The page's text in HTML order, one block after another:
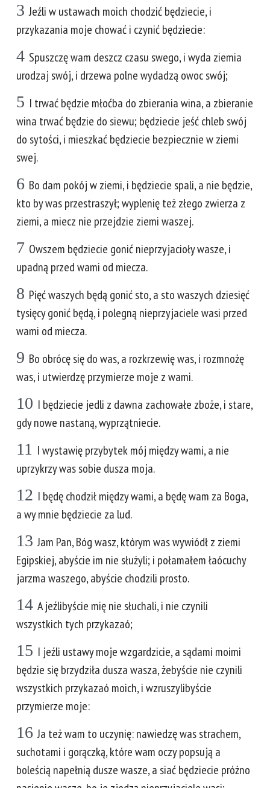
3 Jeźli w ustawach moich chodzić będziecie, i
przykazania moje chować i czynić będziecie:
4 Spuszczę wam deszcz czasu swego, i wyda ziemia
urodzaj swój, i drzewa polne wydadzą owoc swój;
5 I trwać będzie młoćba do zbierania wina, a zbieranie
wina trwać będzie do siewu; będziecie jeść chleb swój
do sytości, i mieszkać będziecie bezpiecznie w ziemi
swej.
6 Bo dam pokój w ziemi, i będziecie spali, a nie będzie,
kto by was przestraszył; wyplenię też złego zwierza z
ziemi, a miecz nie przejdzie ziemi waszej.
7 Owszem będziecie gonić nieprzyjacioły wasze, i
upadną przed wami od miecza.
8 Pięć waszych będą gonić sto, a sto waszych dziesięć
tysięcy gonić będą, i polegną nieprzyjaciele wasi przed
wami od miecza.
9 Bo obrócę się do was, a rozkrzewię was, i rozmnożę
was, i utwierdzę przymierze moje z wami.
10 I będziecie jedli z dawna zachowałe zboże, i stare,
gdy nowe nastaną, wyprzątniecie.
11 I wystawię przybytek mój między wami, a nie
uprzykrzy was sobie dusza moja.
12 I będę chodził między wami, a będę wam za Boga,
a wy mnie będziecie za lud.
13 Jam Pan, Bóg wasz, którym was wywiódł z ziemi
Egipskiej, abyście im nie służyli; i połamałem łaócuchy
jarzma waszego, abyście chodzili prosto.
14 A jeźlibyście mię nie słuchali, i nie czynili
wszystkich tych przykazaó;
15 I jeźli ustawy moje wzgardzicie, a sądami moimi
będzie się brzydziła dusza wasza, żebyście nie czynili
wszystkich przykazaó moich, i wzruszylibyście
przymierze moje:
16 Ja też wam to uczynię: nawiedzę was strachem,
suchotami i gorączką, które wam oczy popsują a
boleścią napełnią dusze wasze, a siać będziecie próżno